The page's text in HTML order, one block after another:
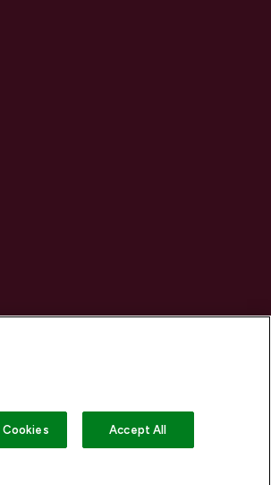
Cookies Accept All